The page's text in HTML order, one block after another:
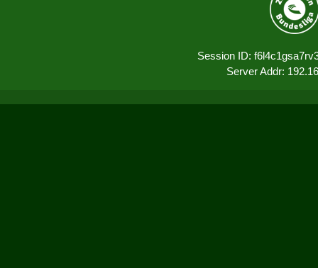
Session ID:
Server Addr: